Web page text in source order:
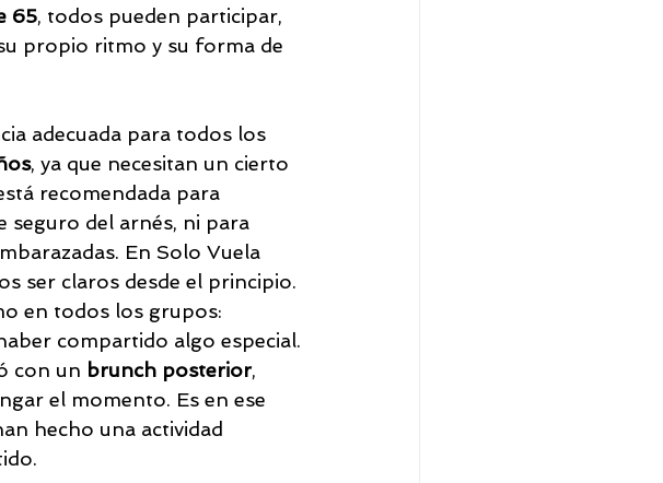
65, todos pueden participar,
propio ritmo y su forma de
adecuada para todos los
, ya que necesitan un cierto
recomendada para
seguro del arnés, ni para
En Solo Vuela
ser claros desde el principio.
en todos los grupos:
compartido algo especial.
con un brunch posterior,
el momento. Es en ese
hecho una actividad